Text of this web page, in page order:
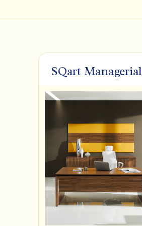
SQart Managerial